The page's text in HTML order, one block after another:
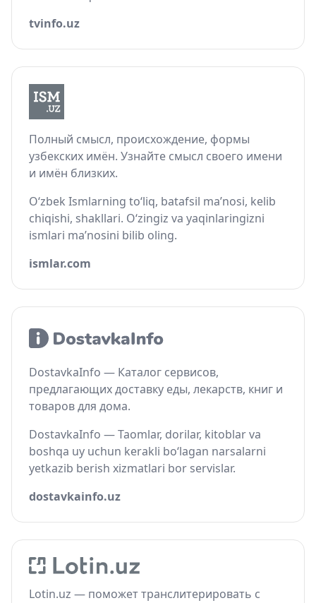
tvinfo.uz
Полный смысл, происхождение, формы
узбекских имён. Узнайте смысл своего имени
и имён близких.
O‘zbek Ismlarning to‘liq, batafsil ma’nosi, kelib
chiqishi, shakllari. O‘zingiz va yaqinlaringizni
ismlari ma’nosini bilib oling.
ismlar.com
DostavkaInfo — Каталог сервисов,
предлагающих доставку еды, лекарств, книг и
товаров для дома.
DostavkaInfo — Taomlar, dorilar, kitoblar va
boshqa uy uchun kerakli bo‘lagan narsalarni
yetkazib berish xizmatlari bor servislar.
dostavkainfo.uz
Lotin.uz — поможет транслитерировать с